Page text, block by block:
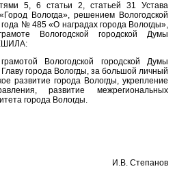
5, 6 статьи 2, статьей 31 Устава
Вологда», решением Вологодской
№ 485 «О наградах города Вологды»,
Вологодской городской Думы
Вологодской городской Думы
города Вологды, за большой личный
развитие города Вологды, укрепление
развитие межрегиональных
города Вологды.
И.В. Степанов